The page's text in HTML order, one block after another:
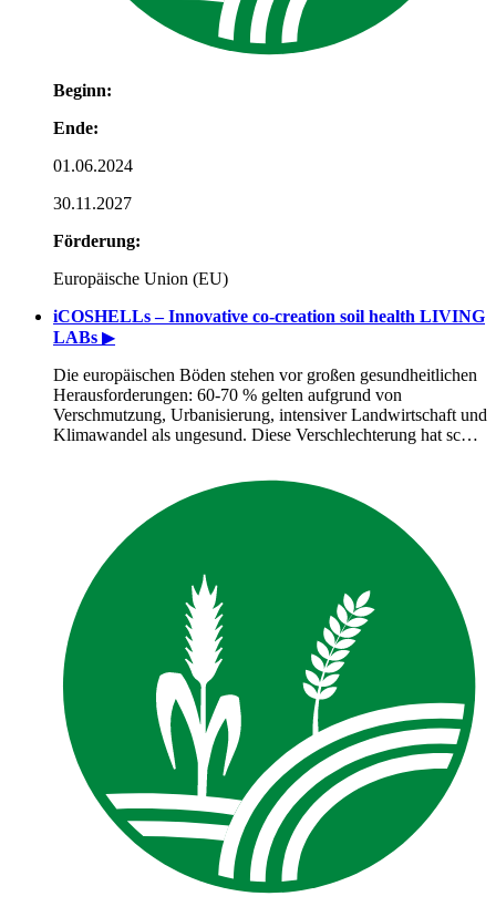
Beginn:
Ende:
01.06.2024
30.11.2027
Förderung:
Europäische Union (EU)
iCOSHELLs – Innovative co-creation soil health LIVING
LABs ▶
Die europäischen Böden stehen vor großen gesundheitlichen
Herausforderungen: 60-70 % gelten aufgrund von
Verschmutzung, Urbanisierung, intensiver Landwirtschaft und
Klimawandel als ungesund. Diese Verschlechterung hat sc…